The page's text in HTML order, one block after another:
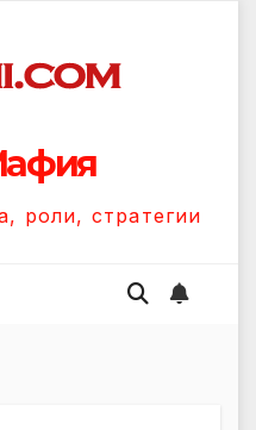
роли, стратегии